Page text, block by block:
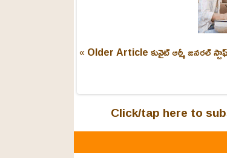
« Older Articleకువైట్ ఆర్మీ జనరల్
Click/tap here to